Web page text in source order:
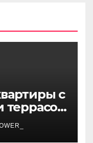
с
террасой